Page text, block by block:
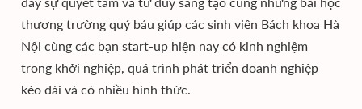
thương trường quý báu giúp các sinh viên Bách khoa Hà
Nội cùng các bạn start-up hiện nay có kinh nghiệm
trong khởi nghiệp, quá trình phát triển doanh nghiệp
kéo dài và có nhiều hình thức.